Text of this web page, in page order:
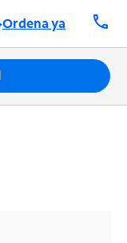
Ordena ya call